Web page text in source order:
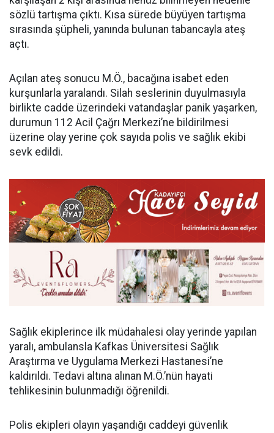
sözlü tartışma çıktı. Kısa sürede büyüyen tartışma
sırasında şüpheli, yanında bulunan tabancayla ateş
açtı.
Açılan ateş sonucu M.Ö., bacağına isabet eden
kurşunlarla yaralandı. Silah seslerinin duyulmasıyla
birlikte cadde üzerindeki vatandaşlar panik yaşarken,
durumun 112 Acil Çağrı Merkezi’ne bildirilmesi
üzerine olay yerine çok sayıda polis ve sağlık ekibi
sevk edildi.
Sağlık ekiplerince ilk müdahalesi olay yerinde yapılan
yaralı, ambulansla Kafkas Üniversitesi Sağlık
Araştırma ve Uygulama Merkezi Hastanesi’ne
kaldırıldı. Tedavi altına alınan M.Ö.’nün hayati
tehlikesinin bulunmadığı öğrenildi.
Polis ekipleri olayın yaşandığı caddeyi güvenlik